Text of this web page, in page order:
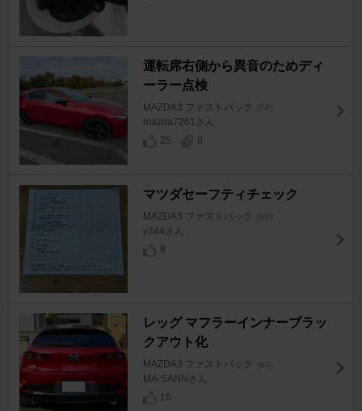
運転席右側から異音のためディ
ーラー点検
MAZDA3 ファストバック [BP]
mazda7261さん
25
0
マツダセーフティチェック
MAZDA3 ファストバック [BP]
y244さん
8
レッグ マフラーインナーブラッ
クアウト化
MAZDA3 ファストバック [BP]
MA-SANNさん
16